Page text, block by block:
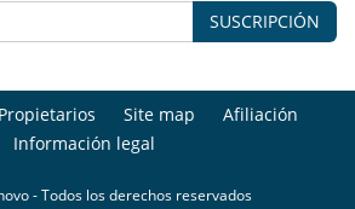
SUSCRIPCIÓN
Propietarios Site map
Afiliación
Información legal
- Todos los derechos reservados